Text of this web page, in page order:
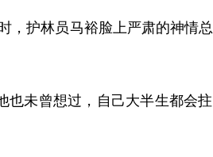
护林员马裕脸上严肃的神情
未曾想过，自己大半生都会